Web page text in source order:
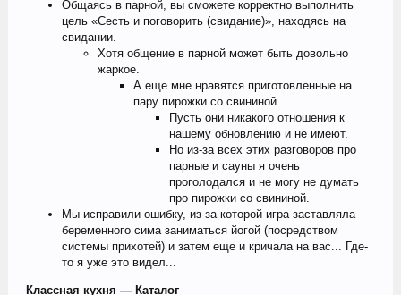
Общаясь в парной, вы сможете корректно выполнить
цель «Сесть и поговорить (свидание)», находясь на
свидании.
Хотя общение в парной может быть довольно
жаркое.
А еще мне нравятся приготовленные на
пару пирожки со свининой...
Пусть они никакого отношения к
нашему обновлению и не имеют.
Но из-за всех этих разговоров про
парные и сауны я очень
проголодался и не могу не думать
про пирожки со свининой.
Мы исправили ошибку, из-за которой игра заставляла
беременного сима заниматься йогой (посредством
системы прихотей) и затем еще и кричала на вас... Где-
то я уже это видел...
Классная кухня — Каталог